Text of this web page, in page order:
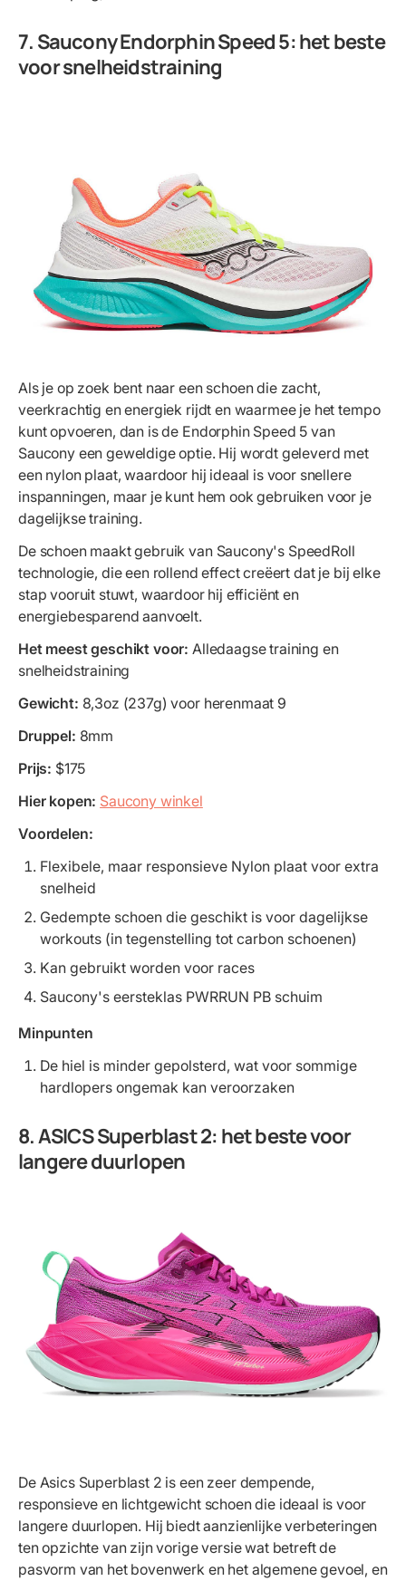
7. Saucony Endorphin Speed 5: het beste
voor snelheidstraining
Als je op zoek bent naar een schoen die zacht,
veerkrachtig en energiek rijdt en waarmee je het tempo
kunt opvoeren, dan is de Endorphin Speed 5 van
Saucony een geweldige optie. Hij wordt geleverd met
een nylon plaat, waardoor hij ideaal is voor snellere
inspanningen, maar je kunt hem ook gebruiken voor je
dagelijkse training.
De schoen maakt gebruik van Saucony's SpeedRoll
technologie, die een rollend effect creëert dat je bij elke
stap vooruit stuwt, waardoor hij efficiënt en
energiebesparend aanvoelt.
Het meest geschikt voor: Alledaagse training en
snelheidstraining
Gewicht: 8,3oz (237g) voor herenmaat 9
Druppel: 8mm
Prijs: $175
Hier kopen: Saucony winkel
Voordelen:
Flexibele, maar responsieve Nylon plaat voor extra
snelheid
Gedempte schoen die geschikt is voor dagelijkse
workouts (in tegenstelling tot carbon schoenen)
Kan gebruikt worden voor races
Saucony's eersteklas PWRRUN PB schuim
Minpunten
De hiel is minder gepolsterd, wat voor sommige
hardlopers ongemak kan veroorzaken
8. ASICS Superblast 2: het beste voor
langere duurlopen
De Asics Superblast 2 is een zeer dempende,
responsieve en lichtgewicht schoen die ideaal is voor
langere duurlopen. Hij biedt aanzienlijke verbeteringen
ten opzichte van zijn vorige versie wat betreft de
pasvorm van het bovenwerk en het algemene gevoel, en